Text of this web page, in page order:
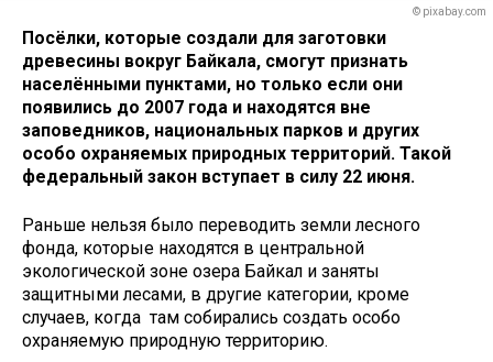
© pixabay.com
Посёлки, которые создали для заготовки
древесины вокруг Байкала, смогут признать
населёнными пунктами, но только если они
появились до 2007 года и находятся вне
заповедников, национальных парков и других
особо охраняемых природных территорий. Такой
федеральный закон вступает в силу 22 июня.
Раньше нельзя было переводить земли лесного
фонда, которые находятся в центральной
экологической зоне озера Байкал и заняты
защитными лесами, в другие категории, кроме
случаев, когда там собирались создать особо
охраняемую природную территорию.